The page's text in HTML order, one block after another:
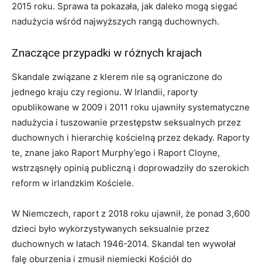
2015 roku. Sprawa ta pokazała, jak daleko mogą sięgać
nadużycia wśród najwyższych rangą duchownych.
Znaczące przypadki w różnych krajach
Skandale związane z klerem nie są ograniczone do
jednego kraju czy regionu. W Irlandii, raporty
opublikowane w 2009 i 2011 roku ujawniły systematyczne
nadużycia i tuszowanie przestępstw seksualnych przez
duchownych i hierarchię kościelną przez dekady. Raporty
te, znane jako Raport Murphy’ego i Raport Cloyne,
wstrząsnęły opinią publiczną i doprowadziły do szerokich
reform w irlandzkim Kościele.
W Niemczech, raport z 2018 roku ujawnił, że ponad 3,600
dzieci było wykorzystywanych seksualnie przez
duchownych w latach 1946-2014. Skandal ten wywołał
falę oburzenia i zmusił niemiecki Kościół do